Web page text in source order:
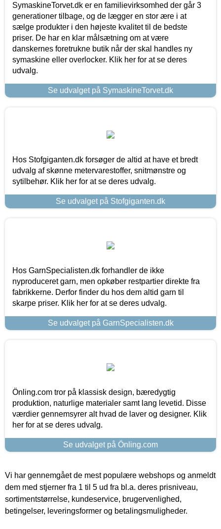
SymaskineTorvet.dk er en familievirksomhed der går 3
generationer tilbage, og de lægger en stor ære i at
sælge produkter i den højeste kvalitet til de bedste
priser. De har en klar målsætning om at være
danskernes foretrukne butik når der skal handles ny
symaskine eller overlocker. Klik her for at se deres
udvalg.
Se udvalget på SymaskineTorvet.dk
Hos Stofgiganten.dk forsøger de altid at have et bredt
udvalg af skønne metervarestoffer, snitmønstre og
sytilbehør. Klik her for at se deres udvalg.
Se udvalget på Stofgiganten.dk
Hos GarnSpecialisten.dk forhandler de ikke
nyproduceret garn, men opkøber restpartier direkte fra
fabrikkerne. Derfor finder du hos dem altid garn til
skarpe priser. Klik her for at se deres udvalg.
Se udvalget på GarnSpecialisten.dk
Önling.com tror på klassisk design, bæredygtig
produktion, naturlige materialer samt lang levetid. Disse
værdier gennemsyrer alt hvad de laver og designer. Klik
her for at se deres udvalg.
Se udvalget på Önling.com
Vi har gennemgået de mest populære webshops og anmeldt
dem med stjerner fra 1 til 5 ud fra bl.a. deres prisniveau,
sortimentstørrelse, kundeservice, brugervenlighed,
betingelser, leveringsformer og betalingsmuligheder.